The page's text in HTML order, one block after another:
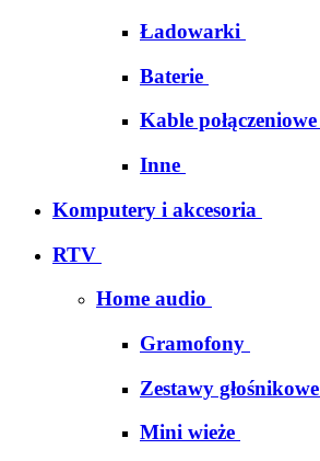
Ładowarki
Baterie
Kable połączeniowe
Inne
Komputery i akcesoria
RTV
Home audio
Gramofony
Zestawy głośnikowe
Mini wieże